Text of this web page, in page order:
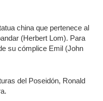
china que pertenece al
(Herbert Lom). Para
su cómplice Emil (John
del Poseidón, Ronald